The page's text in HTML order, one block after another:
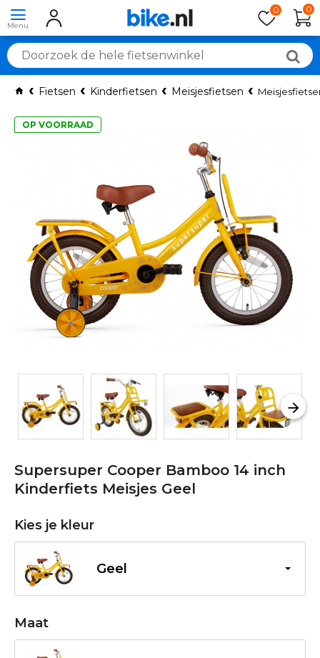
0 0
Fietsen Kinderfietsen Meisjesfietsen
OP VOORRAAD
Supersuper Cooper Bamboo 14 inch
Kinderfiets Meisjes Geel
Kies je kleur
Geel
Maat